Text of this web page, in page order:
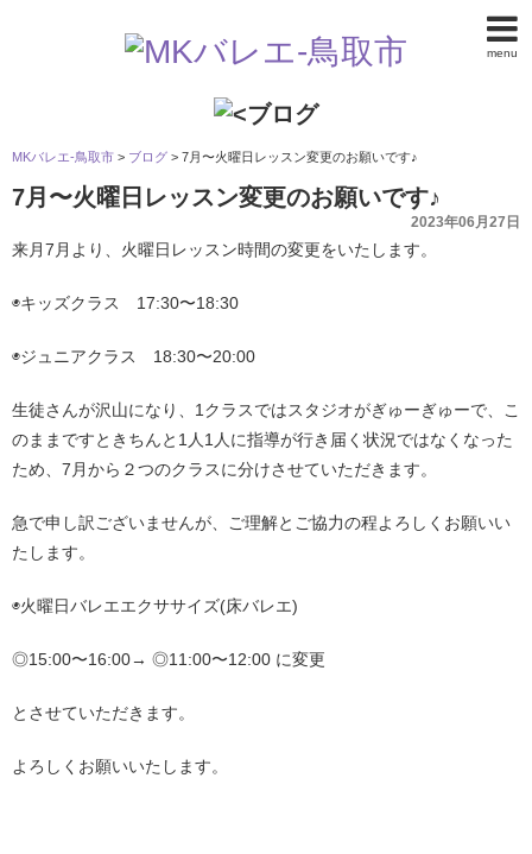
menu
MKバレエ-鳥取市 > ブログ > 7月〜火曜日レッスン変更のお願いです♪
7月〜火曜日レッスン変更のお願いです♪
2023年06月27日
来月7月より、火曜日レッスン時間の変更をいたします。
◉キッズクラス 17:30〜18:30
◉ジュニアクラス 18:30〜20:00
生徒さんが沢山になり、1クラスではスタジオがぎゅーぎゅーで、こ
のままですときちんと1人1人に指導が行き届く状況ではなくなった
ため、7月から２つのクラスに分けさせていただきます。
急で申し訳ございませんが、ご理解とご協力の程よろしくお願いい
たします。
◉火曜日バレエエクササイズ(床バレエ)
◎15:00〜16:00→ ◎11:00〜12:00 に変更
とさせていただきます。
よろしくお願いいたします。